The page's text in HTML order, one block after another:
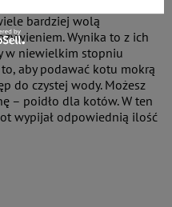
bardziej wolą
Wynika to z ich
w niewielkim stopniu
aby podawać kotu mokrą
do czystej wody. Możesz
– poidło dla kotów. W ten
wypijał odpowiednią ilość